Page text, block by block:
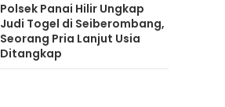
Polsek Panai Hilir Ungkap
Judi Togel di Seiberombang,
Seorang Pria Lanjut Usia
Ditangkap